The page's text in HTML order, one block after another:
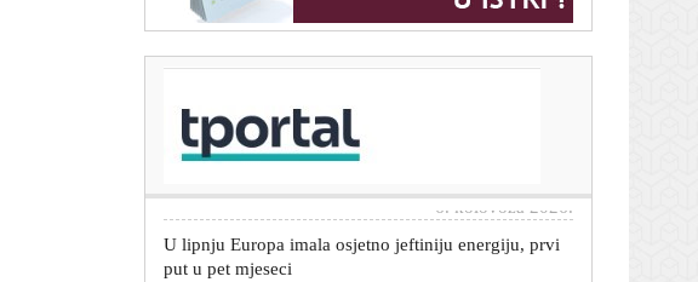
Splitska luka s manje putnika u srpnju nego lani:
Zadar i Dubrovnik bilježe porast
U lipnju Europa imala osjetno jeftiniju energiju, prvi
6. kolovoza 2026.